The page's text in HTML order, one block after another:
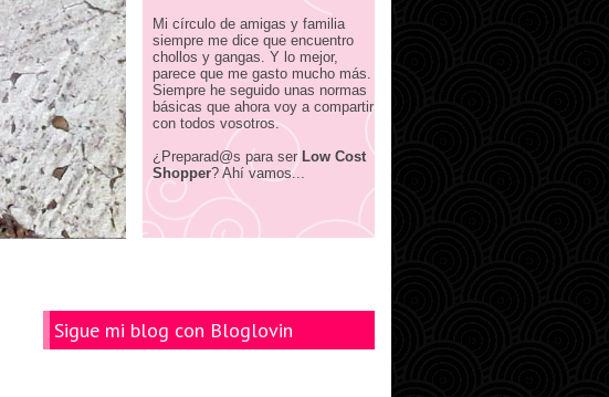
Mi círculo de amigas y familia
siempre me dice que encuentro
chollos y gangas. Y lo mejor,
parece que me gasto mucho más.
Siempre he seguido unas normas
básicas que ahora voy a compartir
con todos vosotros.
¿Preparad@s para ser Low Cost
Shopper? Ahí vamos...
Sigue mi blog con Bloglovin